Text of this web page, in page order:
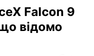
Falcon 9
відомо